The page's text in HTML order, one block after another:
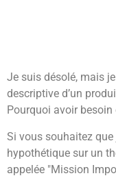
Je suis désolé, mais
descriptive d’un
Pourquoi avoir besoin
Si vous souhaitez
hypothétique sur un
appelée "Mission